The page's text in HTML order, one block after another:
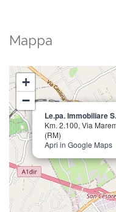
Mappa
Le.pa. Immobiliare
Km. 2.100, Via
(RM)
Apri in Google Maps
+
−